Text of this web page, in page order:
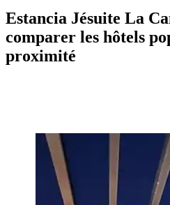
Estancia Jésuite La
comparer les hôtels
proximité